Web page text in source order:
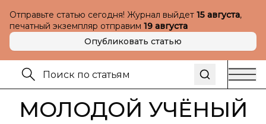
Отправьте статью сегодня! Журнал выйдет 15 августа,
печатный экземпляр отправим 19 августа
Опубликовать статью
МОЛОДОЙ УЧЁНЫЙ